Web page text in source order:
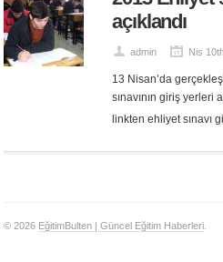
açıklandı
admin Nis
13 Nisan’da
sınavının giriş yerleri
linkten ehliyet sınavı
© 2026 EğitimBulten | Güncel Eğitim Haberleri